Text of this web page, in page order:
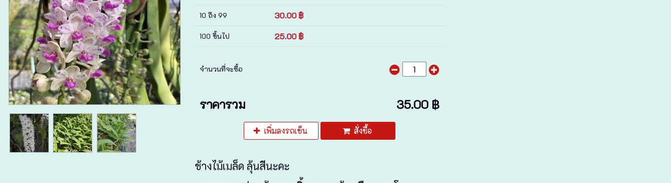
10 ถึง 99 30.00 ฿
100 ขึ้นไป 25.00 ฿
จำนวนที่จะซื้อ
ราคารวม 35.00 ฿
เพิ่มลงรถเข็น สั่งซื้อ
ช้างไม้เมล็ด ลุ้นสีนะคะ